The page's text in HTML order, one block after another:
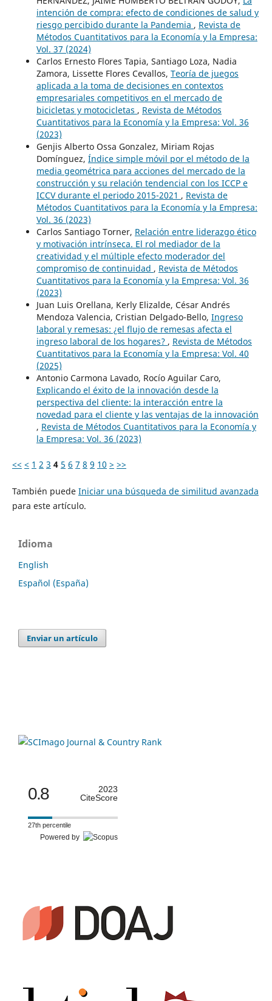
intención de compra: efecto de condiciones de salud y
riesgo percibido durante la Pandemia , Revista de
Métodos Cuantitativos para la Economía y la Empresa:
Vol. 37 (2024)
Carlos Ernesto Flores Tapia, Santiago Loza, Nadia
Zamora, Lissette Flores Cevallos, Teoría de juegos
aplicada a la toma de decisiones en contextos
empresariales competitivos en el mercado de
bicicletas y motocicletas , Revista de Métodos
Cuantitativos para la Economía y la Empresa: Vol. 36
(2023)
Genjis Alberto Ossa Gonzalez, Miriam Rojas
Domínguez, Índice simple móvil por el método de la
media geométrica para acciones del mercado de la
construcción y su relación tendencial con los ICCP e
ICCV durante el periodo 2015-2021 , Revista de
Métodos Cuantitativos para la Economía y la Empresa:
Vol. 36 (2023)
Carlos Santiago Torner, Relación entre liderazgo ético
y motivación intrínseca. El rol mediador de la
creatividad y el múltiple efecto moderador del
compromiso de continuidad , Revista de Métodos
Cuantitativos para la Economía y la Empresa: Vol. 36
(2023)
Juan Luis Orellana, Kerly Elizalde, César Andrés
Mendoza Valencia, Cristian Delgado-Bello, Ingreso
laboral y remesas: ¿el flujo de remesas afecta el
ingreso laboral de los hogares? , Revista de Métodos
Cuantitativos para la Economía y la Empresa: Vol. 40
(2025)
Antonio Carmona Lavado, Rocío Aguilar Caro,
Explicando el éxito de la innovación desde la
perspectiva del cliente: la interacción entre la
novedad para el cliente y las ventajas de la innovación
, Revista de Métodos Cuantitativos para la Economía y
la Empresa: Vol. 36 (2023)
<< < 1 2 3 4 5 6 7 8 9 10 > >>
También puede Iniciar una búsqueda de similitud avanzada
para este artículo.
Idioma
English
Español (España)
Enviar un artículo
0.8
2023
CiteScore
27th percentile
Powered by